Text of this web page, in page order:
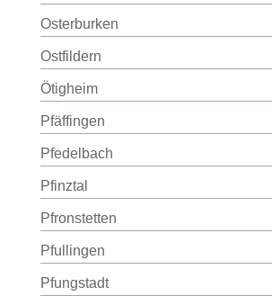
Osterburken
Ostfildern
Ötigheim
Pfäffingen
Pfedelbach
Pfinztal
Pfronstetten
Pfullingen
Pfungstadt